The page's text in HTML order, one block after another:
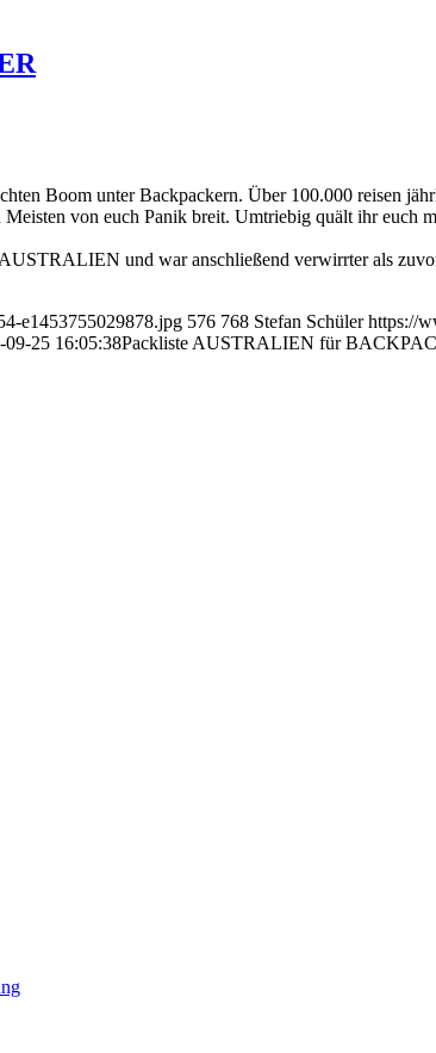
Boom unter Backpackern. Über 100.000 reisen
von euch Panik breit. Umtriebig quält ihr
und war anschließend verwirrter als
e1453755029878.jpg 576 768 Stefan Schüler https://
09-25 16:05:38Packliste AUSTRALIEN für